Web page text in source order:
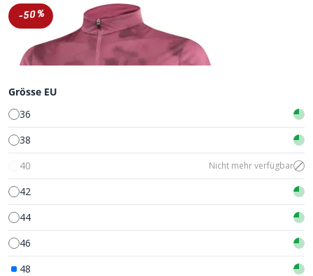
-50%
Grösse EU
36
38
40
Nicht mehr verfügbar
42
44
46
48